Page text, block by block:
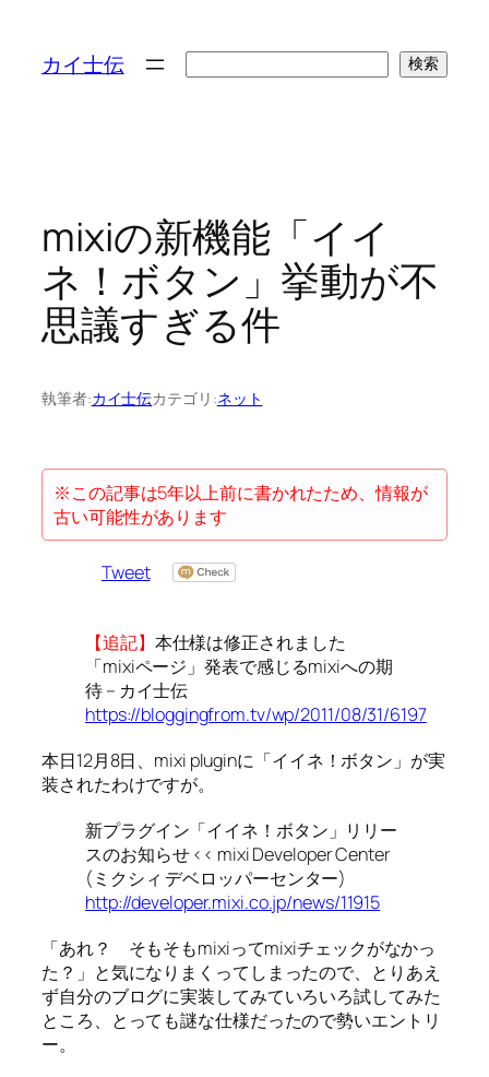
カイ士伝 検索
mixiの新機能「イイ
ネ！ボタン」挙動が不
思議すぎる件
執筆者:カイ士伝カテゴリ:ネット
※この記事は5年以上前に書かれたため、情報が
古い可能性があります
Tweet
【追記】 本仕様は修正されました
「mixiページ」発表で感じるmixiへの期
待 – カイ士伝
https://bloggingfrom.tv/wp/2011/08/31/6197
本日12月8日、mixi pluginに「イイネ！ボタン」が実
装されたわけですが。
新プラグイン「イイネ！ボタン」リリー
スのお知らせ << mixi Developer Center
(ミクシィ デベロッパーセンター)
http://developer.mixi.co.jp/news/11915
「あれ？ そもそもmixiってmixiチェックがなかっ
た？」と気になりまくってしまったので、とりあえ
ず自分のブログに実装してみていろいろ試してみた
ところ、とっても謎な仕様だったので勢いエントリ
ー。